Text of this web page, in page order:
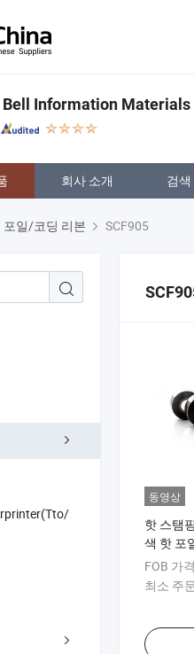
Information Materials
회사 소개 검색
포일/코딩 리본 SCF905
동영상
핫 스탬
색 핫 포
FOB 가
최소 주